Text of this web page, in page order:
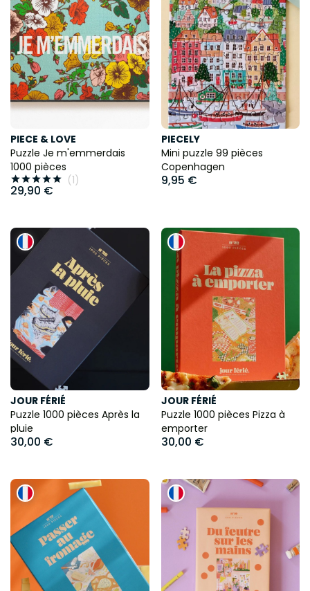
PIECE & LOVE
Puzzle Je m'emmerdais
1000 pièces
 (1)
29,90 €
PIECELY
Mini puzzle 99 pièces
Copenhagen
9,95 €
JOUR FÉRIÉ
Puzzle 1000 pièces Après la
pluie
30,00 €
JOUR FÉRIÉ
Puzzle 1000 pièces Pizza à
emporter
30,00 €